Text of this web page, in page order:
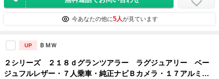
今あなたの他に5人が見ています
UP ＢＭＷ
２シリーズ ２１８ｄグランツアラー ラグジュアリー ベー
ジュフルレザー・７人乗車・純正ナビＢカメラ・１７アルミ・